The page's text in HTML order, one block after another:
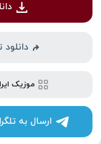
موزیک
ارسال به